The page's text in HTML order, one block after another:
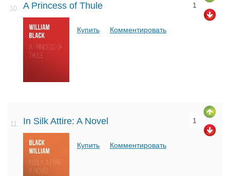
10. A Princess of Thule 1
Купить Комментировать
11. In Silk Attire: A Novel 1
Купить Комментировать